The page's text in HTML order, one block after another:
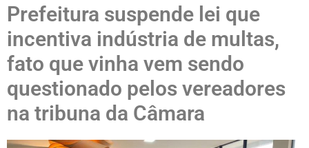
Prefeitura suspende lei que
incentiva indústria de multas,
fato que vinha vem sendo
questionado pelos vereadores
na tribuna da Câmara